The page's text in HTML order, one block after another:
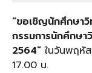
“ขอเชิญนักศึกษา
กรรมการนักศึกษา
2564” ในวันพฤหั
17.00 น.